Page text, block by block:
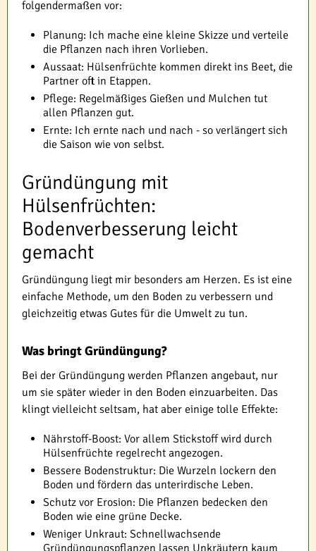
folgendermaßen vor:
Planung: Ich mache eine kleine Skizze und verteile
die Pflanzen nach ihren Vorlieben.
Aussaat: Hülsenfrüchte kommen direkt ins Beet, die
Partner oft in Etappen.
Pflege: Regelmäßiges Gießen und Mulchen tut
allen Pflanzen gut.
Ernte: Ich ernte nach und nach - so verlängert sich
die Saison wie von selbst.
Gründüngung mit
Hülsenfrüchten:
Bodenverbesserung leicht
gemacht
Gründüngung liegt mir besonders am Herzen. Es ist eine
einfache Methode, um den Boden zu verbessern und
gleichzeitig etwas Gutes für die Umwelt zu tun.
Was bringt Gründüngung?
Bei der Gründüngung werden Pflanzen angebaut, nur
um sie später wieder in den Boden einzuarbeiten. Das
klingt vielleicht seltsam, hat aber einige tolle Effekte:
Nährstoff-Boost: Vor allem Stickstoff wird durch
Hülsenfrüchte regelrecht angezogen.
Bessere Bodenstruktur: Die Wurzeln lockern den
Boden und fördern das unterirdische Leben.
Schutz vor Erosion: Die Pflanzen bedecken den
Boden wie eine grüne Decke.
Weniger Unkraut: Schnellwachsende
Gründüngungspflanzen lassen Unkräutern kaum